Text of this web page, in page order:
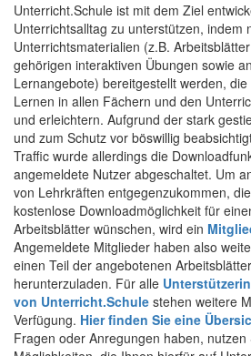
Unterricht.Schule ist mit dem Ziel
Unterrichtsalltag zu unterstützen, indem
Unterrichtsmaterialien (z.B.
gehörigen interaktiven Übungen sowie
Lernangebote) bereitgestellt werden,
Lernen in allen Fächern und den
und erleichtern. Aufgrund der stark
und zum Schutz vor böswillig
Traffic wurde allerdings die
angemeldete Nutzer abgeschaltet. Um
von Lehrkräften entgegenzukommen,
kostenlose Downloadmöglichkeit für
Arbeitsblätter wünschen, wird ein
Angemeldete Mitglieder haben also
einen Teil der angebotenen
herunterzuladen. Für alle
von Unterricht.Schule stehen weitere
Verfügung. Hier finden Sie eine
Fragen oder Anregungen haben, nutzen